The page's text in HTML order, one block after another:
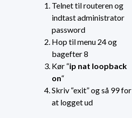
Telnet til routeren og
indtast administrator
password
Hop til menu 24 og
bagefter 8
Kør “ip nat loopback
on“
Skriv “exit” og så 99 for
at logget ud